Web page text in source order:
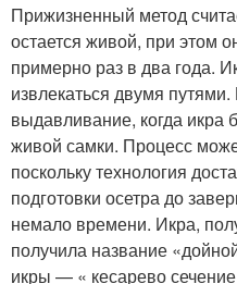
Прижизненный метод
остается живой, при этом
примерно раз в два года.
извлекаться двумя
выдавливание, когда икра
живой самки. Процесс
поскольку технология
подготовки осетра до
немало времени. Икра,
получила название
икры — « кесарево